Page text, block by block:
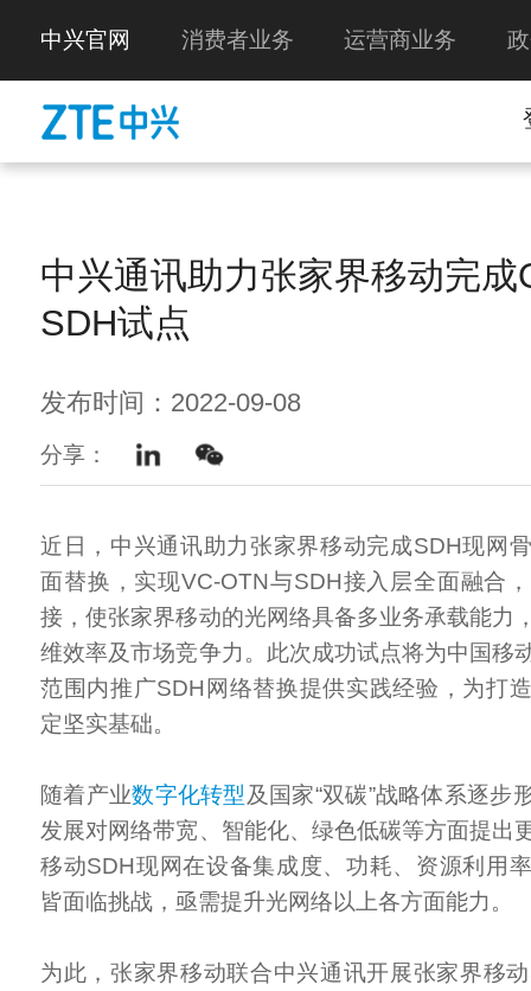
中兴官网 消费者业务 运营商业务
中兴通讯助力张家界移动完成
SDH试点
发布时间：2022-09-08
分享：
近日，中兴通讯助力张家界移动完成SDH现网
面替换，实现VC-OTN与SDH接入层全面融合
接，使张家界移动的光网络具备多业务承载能力
维效率及市场竞争力。此次成功试点将为中国移
范围内推广SDH网络替换提供实践经验，为打
定坚实基础。
随着产业数字化转型 及国家“双碳”战略体系逐步
发展对网络带宽、智能化、绿色低碳等方面提出
移动SDH现网在设备集成度、功耗、资源利用
皆面临挑战，亟需提升光网络以上各方面能力。
为此，张家界移动联合中兴通讯开展张家界移